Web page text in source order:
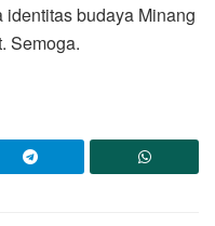
budaya Minang
Semoga.